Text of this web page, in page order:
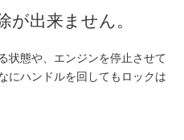
が出来ません。
状態や、エンジンを停止させて
にハンドルを回してもロックは